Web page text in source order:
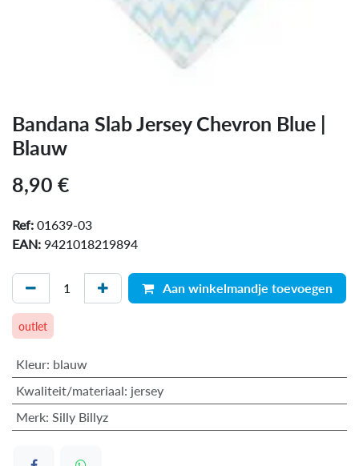
Bandana Slab Jersey Chevron Blue |
Blauw
8,90 €
Ref: 01639-03
EAN: 9421018219894
Aan winkelmandje toevoegen
outlet
Kleur: blauw
Kwaliteit/materiaal: jersey
Merk: Silly Billyz